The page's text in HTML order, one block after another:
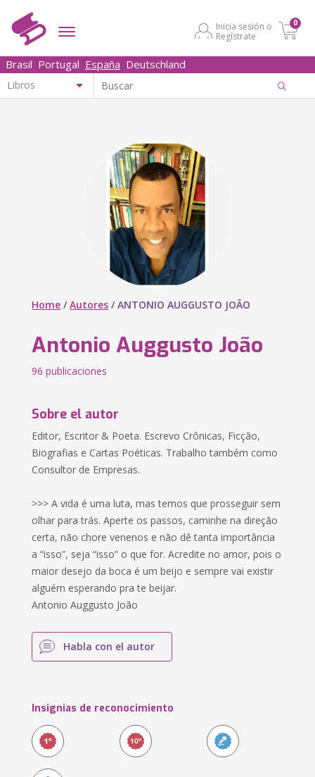
Inicia sesión o
Regístrate
0
Brasil Portugal España Deutschland
Home /Autores /ANTONIO AUGGUSTO JOÃO
Antonio Auggusto João
96 publicaciones
Sobre el autor
Editor, Escritor & Poeta. Escrevo Crônicas, Ficção,
Biografias e Cartas Poéticas. Trabalho também como
Consultor de Empresas.
>>> A vida é uma luta, mas temos que prosseguir sem
olhar para trás. Aperte os passos, caminhe na direção
certa, não chore venenos e não dê tanta importância
a “isso”, seja “isso” o que for. Acredite no amor, pois o
maior desejo da boca é um beijo e sempre vai existir
alguém esperando pra te beijar.
Antonio Auggusto João
Habla con el autor
Insignias de reconocimiento